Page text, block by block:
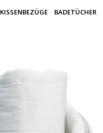
KISSENBEZÜGE BADETÜCHER